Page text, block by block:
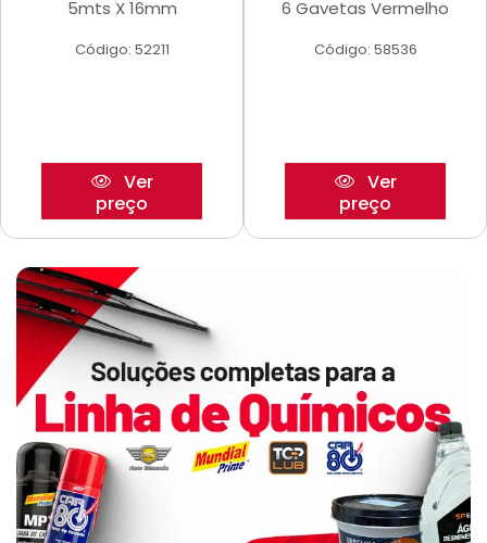
5mts X 16mm
Código: 52211
Ver
preço
6 Gavetas Vermelho
Código: 58536
Ver
preço